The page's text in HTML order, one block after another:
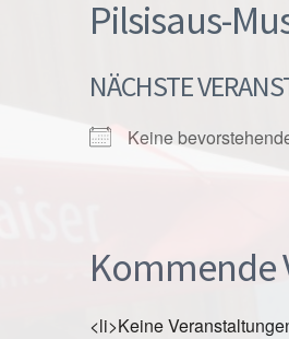
Pilsisaus-
NÄCHSTE
Keine
Kommende
<li>Keine